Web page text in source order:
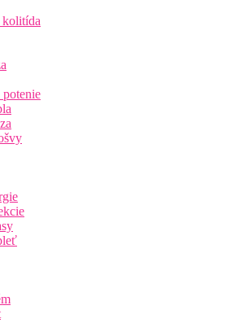
kolitída
potenie